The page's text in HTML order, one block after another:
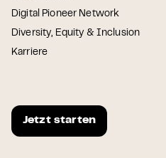
Digital Pioneer Network
Diversity, Equity & Inclusion
Karriere
Jetzt starten